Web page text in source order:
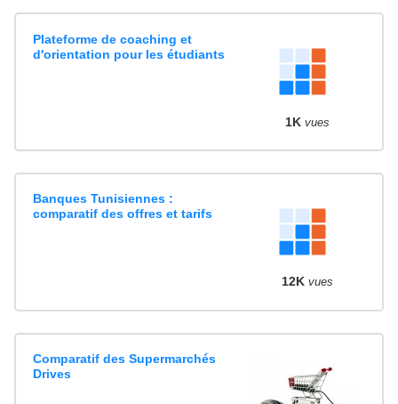
Plateforme de coaching et
d'orientation pour les étudiants
1K vues
Banques Tunisiennes :
comparatif des offres et tarifs
12K vues
Comparatif des Supermarchés
Drives